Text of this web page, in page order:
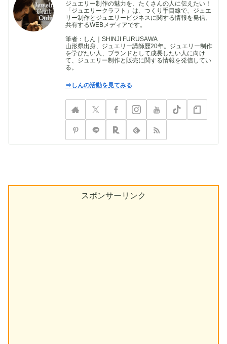
ジュエリー制作の魅力を、たくさんの人に伝えたい！
「ジュエリークラフト」は、つくり手目線で、ジュエ
リー制作とジュエリービジネスに関する情報を発信、
共有するWEBメディアです。
筆者：しん｜SHINJI FURUSAWA
山形県出身、ジュエリー講師歴20年。ジュエリー制作
を学びたい人、ブランドとして成長したい人に向け
て、ジュエリー制作と販売に関する情報を発信してい
る。
⇒しんの活動を見てみる
スポンサーリンク